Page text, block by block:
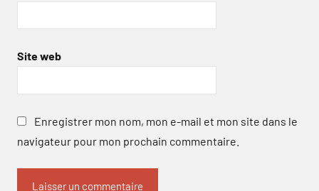
Site web
Enregistrer mon nom, mon e-mail et mon site dans le
navigateur pour mon prochain commentaire.